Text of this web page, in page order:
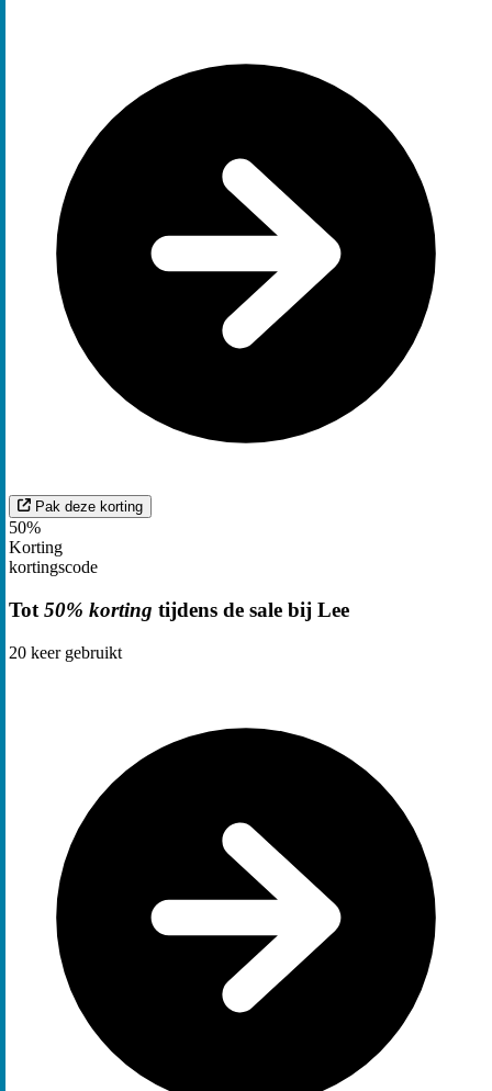
Pak deze korting
50%
Korting
kortingscode
Tot 50% korting tijdens de sale bij Lee
20 keer gebruikt